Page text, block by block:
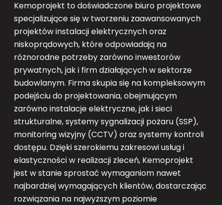
Kemoprojekt to doświadczone biuro projektowe
specjalizujące się w tworzeniu zaawansowanych
projektów instalacji elektrycznych oraz
niskoprądowych, które odpowiadają na
różnorodne potrzeby zarówno inwestorów
prywatnych, jak i firm działających w sektorze
budowlanym. Firma skupia się na kompleksowym
podejściu do projektowania, obejmującym
zarówno instalacje elektryczne, jak i sieci
strukturalne, systemy sygnalizacji pożaru (SSP),
monitoring wizyjny (CCTV) oraz systemy kontroli
dostępu. Dzięki szerokiemu zakresowi usług i
elastyczności w realizacji zleceń, Kemoprojekt
jest w stanie sprostać wymaganiom nawet
najbardziej wymagających klientów, dostarczając
rozwiązania na najwyższym poziomie